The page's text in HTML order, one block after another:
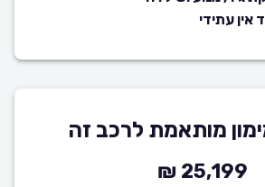
אין עתידי
מותאמת לרכב זה
25,199 ₪